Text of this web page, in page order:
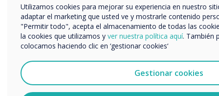
Borrado simple
Borre de forma precisa e higiénica con un solo
movimiento
Utilizamos cookies para mejorar su experiencia en nuestro
adaptar el marketing que usted ve y mostrarle contenido
"Permitir todo", acepta el almacenamiento de todas las
la cookies que utilizamos y ver nuestra política aquí. También
colocamos haciendo clic en ‘gestionar cookies‘
Gestionar cookies
Otros
nombre de empresa
Nos gustaría comunicarnos con usted acerca de nuestros
electrónico, teléfono o correo postal.
Acepto recibir otras comunicaciones de Clevertouch.